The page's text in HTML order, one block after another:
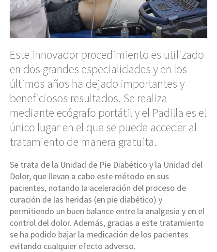
Este innovador procedimiento es utilizado
en dos grandes especialidades y en los
últimos años ha dejado importantes y
beneficiosos resultados. Se realiza
mediante ecógrafo portátil y el Padilla es el
único lugar en el que se puede acceder al
tratamiento de manera gratuita.
Se trata de la Unidad de Pie Diabético y la Unidad del
Dolor, que llevan a cabo este método en sus
pacientes, notando la aceleración del proceso de
curación de las heridas (en pie diabético) y
permitiendo un buen balance entre la analgesia y en el
control del dolor. Además, gracias a este tratamiento
se ha podido bajar la medicación de los pacientes
evitando cualquier efecto adverso.